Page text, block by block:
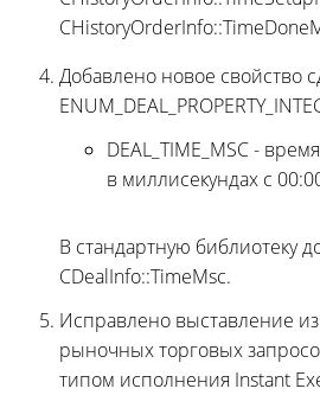
Добавлено новое свойство
DEAL_TIME_MSC -
в миллисекундах с
В стандартную библиотеку
CDealInfo::TimeMsc.
Исправлено выставление
рыночных торговых
типом исполнения Instant